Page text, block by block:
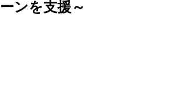
ーンを支援～